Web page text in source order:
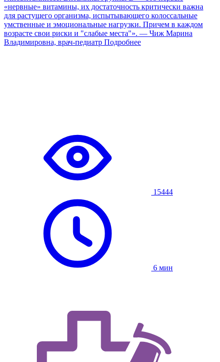
«нервные» витамины, их достаточность критически важна
для растущего организма, испытывающего колоссальные
умственные и эмоциональные нагрузки. Причем в каждом
возрасте свои риски и "слабые места"». — Чиж Марина
Владимировна, врач-педиатр Подробнее
15444
6 мин